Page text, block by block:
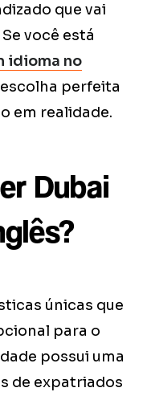
que vai
você está
idioma no
perfeita
em realidade.
Dubai
únicas que
para o
possui uma
de expatriados